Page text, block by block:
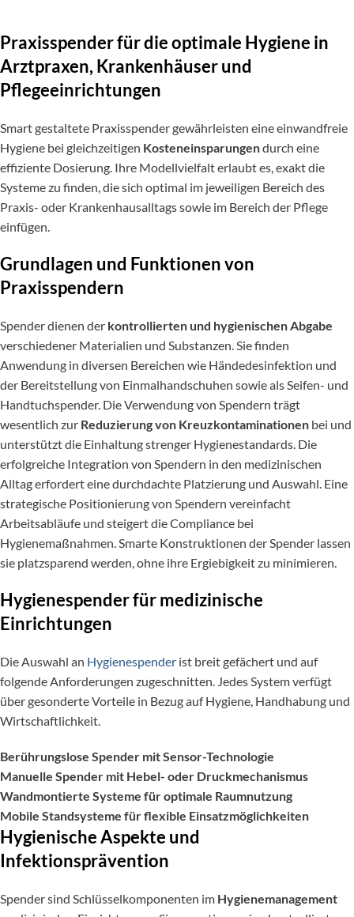
Praxisspender für die optimale Hygiene in
Arztpraxen, Krankenhäuser und
Pflegeeinrichtungen
Smart gestaltete Praxisspender gewährleisten eine einwandfreie
Hygiene bei gleichzeitigen Kosteneinsparungendurch eine
effiziente Dosierung. Ihre Modellvielfalt erlaubt es, exakt die
Systeme zu finden, die sich optimal im jeweiligen Bereich des
Praxis- oder Krankenhausalltags sowie im Bereich der Pflege
einfügen.
Grundlagen und Funktionen von
Praxisspendern
Spender dienen der kontrollierten und hygienischen Abgabe
verschiedener Materialien und Substanzen. Sie finden
Anwendung in diversen Bereichen wie Händedesinfektion und
der Bereitstellung von Einmalhandschuhen sowie als Seifen- und
Handtuchspender. Die Verwendung von Spendern trägt
wesentlich zur Reduzierung von Kreuzkontaminationen bei und
unterstützt die Einhaltung strenger Hygienestandards. Die
erfolgreiche Integration von Spendern in den medizinischen
Alltag erfordert eine durchdachte Platzierung und Auswahl. Eine
strategische Positionierung von Spendern vereinfacht
Arbeitsabläufe und steigert die Compliance bei
Hygienemaßnahmen. Smarte Konstruktionen der Spender lassen
sie platzsparend werden, ohne ihre Ergiebigkeit zu minimieren.
Hygienespender für medizinische
Einrichtungen
Die Auswahl an Hygienespender ist breit gefächert und auf
folgende Anforderungen zugeschnitten. Jedes System verfügt
über gesonderte Vorteile in Bezug auf Hygiene, Handhabung und
Wirtschaftlichkeit.
Berührungslose Spender mit Sensor-Technologie
Manuelle Spender mit Hebel- oder Druckmechanismus
Wandmontierte Systeme für optimale Raumnutzung
Mobile Standsysteme für flexible Einsatzmöglichkeiten
Hygienische Aspekte und
Infektionsprävention
Spender sind Schlüsselkomponenten im Hygienemanagement